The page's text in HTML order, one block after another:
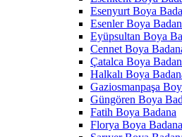
Esenyurt Boya
Esenler Boya
Eyüpsultan Boya
Cennet Boya
Çatalca Boya
Halkalı Boya
Gaziosmanpaşa
Güngören Boya
Fatih Boya Badana
Florya Boya Badana